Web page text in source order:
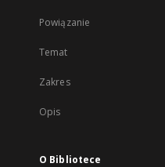
Powiązanie
Temat
Zakres
Opis
O Bibliotece